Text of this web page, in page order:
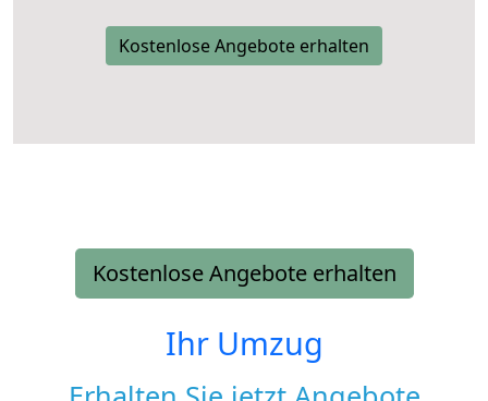
Kostenlose Angebote erhalten
Kostenlose Angebote erhalten
Ihr Umzug